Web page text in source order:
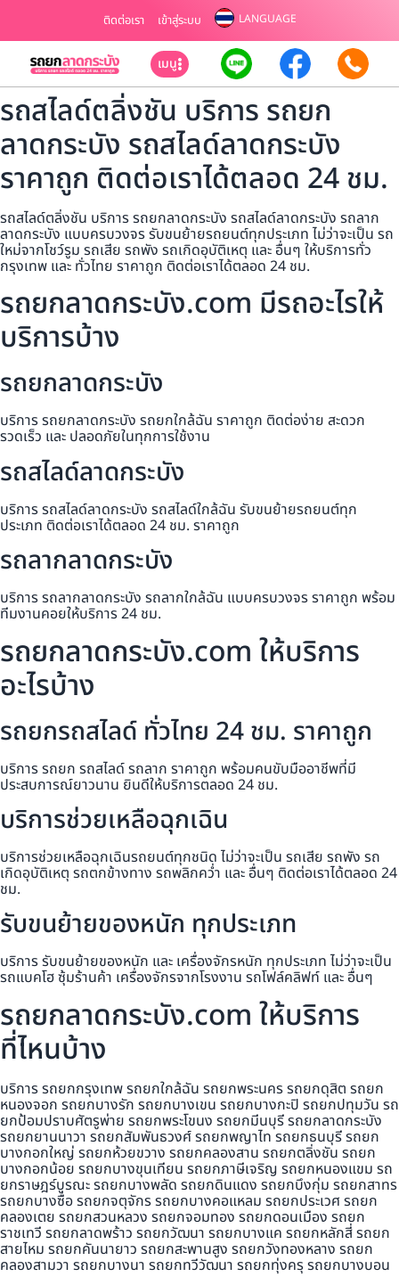
ติดต่อเรา เข้าสู่ระบบ LANGUAGE
เมนู
รถสไลด์ตลิ่งชัน บริการ รถยก
ลาดกระบัง รถสไลด์ลาดกระบัง
ราคาถูก ติดต่อเราได้ตลอด 24 ชม.
รถสไลด์ตลิ่งชัน บริการ รถยกลาดกระบัง รถสไลด์ลาดกระบัง รถลาก
ลาดกระบัง แบบครบวงจร รับขนย้ายรถยนต์ทุกประเภท ไม่ว่าจะเป็น รถ
ใหม่จากโชว์รูม รถเสีย รถพัง รถเกิดอุบัติเหตุ และ อื่นๆ ให้บริการทั่ว
กรุงเทพ และ ทั่วไทย ราคาถูก ติดต่อเราได้ตลอด 24 ชม.
รถยกลาดกระบัง.com มีรถอะไรให้
บริการบ้าง
รถยกลาดกระบัง
บริการ รถยกลาดกระบัง รถยกใกล้ฉัน ราคาถูก ติดต่อง่าย สะดวก
รวดเร็ว และ ปลอดภัยในทุกการใช้งาน
รถสไลด์ลาดกระบัง
บริการ รถสไลด์ลาดกระบัง รถสไลด์ใกล้ฉัน รับขนย้ายรถยนต์ทุก
ประเภท ติดต่อเราได้ตลอด 24 ชม. ราคาถูก
รถลากลาดกระบัง
บริการ รถลากลาดกระบัง รถลากใกล้ฉัน แบบครบวงจร ราคาถูก พร้อม
ทีมงานคอยให้บริการ 24 ชม.
รถยกลาดกระบัง.com ให้บริการ
อะไรบ้าง
รถยกรถสไลด์ ทั่วไทย 24 ชม. ราคาถูก
บริการ รถยก รถสไลด์ รถลาก ราคาถูก พร้อมคนขับมืออาชีพที่มี
ประสบการณ์ยาวนาน ยินดีให้บริการตลอด 24 ชม.
บริการช่วยเหลือฉุกเฉิน
บริการช่วยเหลือฉุกเฉินรถยนต์ทุกชนิด ไม่ว่าจะเป็น รถเสีย รถพัง รถ
เกิดอุบัติเหตุ รถตกข้างทาง รถพลิกคว่ำ และ อื่นๆ ติดต่อเราได้ตลอด 24
ชม.
รับขนย้ายของหนัก ทุกประเภท
บริการ รับขนย้ายของหนัก และ เครื่องจักรหนัก ทุกประเภท ไม่ว่าจะเป็น
รถแบคโฮ ซุ้มร้านค้า เครื่องจักรจากโรงงาน รถโฟล์คลิฟท์ และ อื่นๆ
รถยกลาดกระบัง.com ให้บริการ
ที่ไหนบ้าง
บริการ รถยกกรุงเทพ รถยกใกล้ฉัน รถยกพระนคร รถยกดุสิต รถยก
หนองจอก รถยกบางรัก รถยกบางเขน รถยกบางกะปิ รถยกปทุมวัน รถ
ยกป้อมปราบศัตรูพ่าย รถยกพระโขนง รถยกมีนบุรี รถยกลาดกระบัง
รถยกยานนาวา รถยกสัมพันธวงศ์ รถยกพญาไท รถยกธนบุรี รถยก
บางกอกใหญ่ รถยกห้วยขวาง รถยกคลองสาน รถยกตลิ่งชัน รถยก
บางกอกน้อย รถยกบางขุนเทียน รถยกภาษีเจริญ รถยกหนองแขม รถ
ยกราษฎร์บูรณะ รถยกบางพลัด รถยกดินแดง รถยกบึงกุ่ม รถยกสาทร
รถยกบางซื่อ รถยกจตุจักร รถยกบางคอแหลม รถยกประเวศ รถยก
คลองเตย รถยกสวนหลวง รถยกจอมทอง รถยกดอนเมือง รถยก
ราชเทวี รถยกลาดพร้าว รถยกวัฒนา รถยกบางแค รถยกหลักสี่ รถยก
สายไหม รถยกคันนายาว รถยกสะพานสูง รถยกวังทองหลาง รถยก
คลองสามวา รถยกบางนา รถยกทวีวัฒนา รถยกทุ่งครุ รถยกบางบอน